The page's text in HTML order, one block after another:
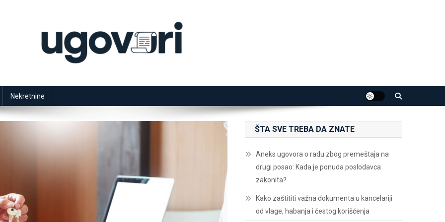
Nekretnine
ŠTA SVE TREBA DA ZNATE
Aneks ugovora o radu zbog premeštaja na
drugi posao: Kada je ponuda poslodavca
zakonita?
Kako zaštititi važna dokumenta u kancelariji
od vlage, habanja i čestog korišćenja